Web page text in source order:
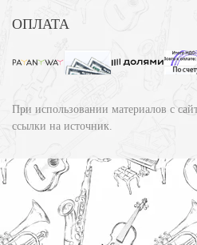
ОПЛАТА
При использовании материалов с
ссылки на источник.